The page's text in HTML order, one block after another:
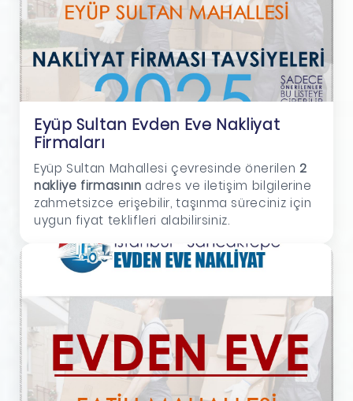
Eyüp Sultan Evden Eve Nakliyat
Firmaları
Eyüp Sultan Mahallesi çevresinde önerilen 2
nakliye firmasının adres ve iletişim bilgilerine
zahmetsizce erişebilir, taşınma süreciniz için
uygun fiyat teklifleri alabilirsiniz.